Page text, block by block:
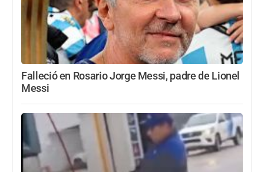
Falleció en Rosario Jorge Messi, padre de Lionel
Messi